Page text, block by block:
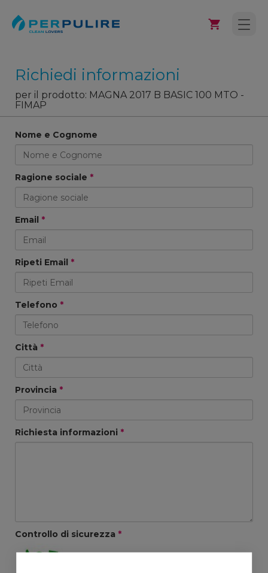
Richiedi informazioni
per il prodotto: MAGNA 2017 B BASIC 100 MTO -
FIMAP
Nome e Cognome
Ragione sociale *
Email *
Ripeti Email *
Telefono *
Città *
Provincia *
Richiesta informazioni *
Controllo di sicurezza *